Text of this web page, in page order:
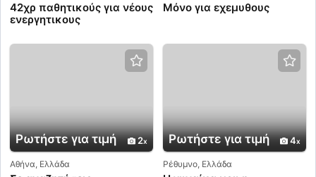
42χρ παθητικούς για νέους
ενεργητικους
Μόνο για εχεμυθους
Ρωτήστε για τιμή 2
Αθήνα, Ελλάδα
Ρωτήστε για τιμή 4
Ρέθυμνο, Ελλάδα